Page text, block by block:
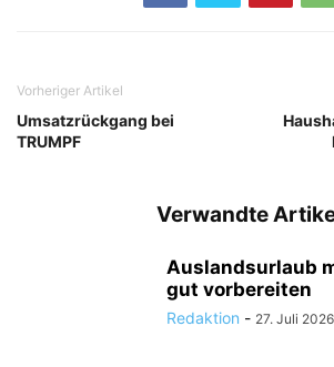
Vorheriger Artikel
Umsatzrückgang bei
TRUMPF
Verwandte
Auslandsurlaub
gut vorbereiten
Redaktion - 27. Juli 2026